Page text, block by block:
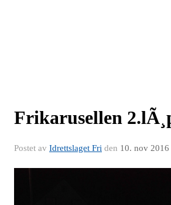
Frikarusellen
Postet av Idrettslaget Fri den 10. nov 2016